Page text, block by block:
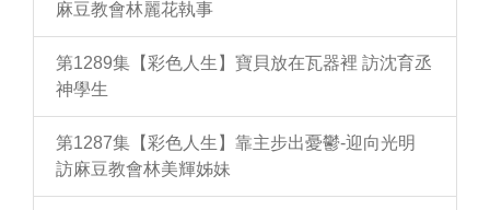
麻豆教會林麗花執事
第1289集【彩色人生】寶貝放在瓦器裡 訪沈育丞
神學生
第1287集【彩色人生】靠主步出憂鬱-迎向光明
訪麻豆教會林美輝姊妹